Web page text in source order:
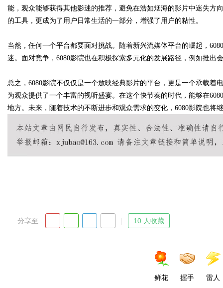
能，观众能够获得其他影迷的推荐，避免在浩如烟海的影片中迷失方
的工具，更成为了用户日常生活的一部分，增强了用户的粘性。
当然，任何一个平台都要面对挑战。随着新兴流媒体平台的崛起，
迷。面对竞争，6080影院也在积极探索多元化的发展路径，例如推
总之，6080影院不仅仅是一个放映经典影片的平台，更是一个承载着
为观众提供了一个丰富的视听盛宴。在这个快节奏的时代，能够在
地方。未来，随着技术的不断进步和观众需求的变化，6080影院也将
分享至 : 10 人收藏
鲜花 握手 雷人